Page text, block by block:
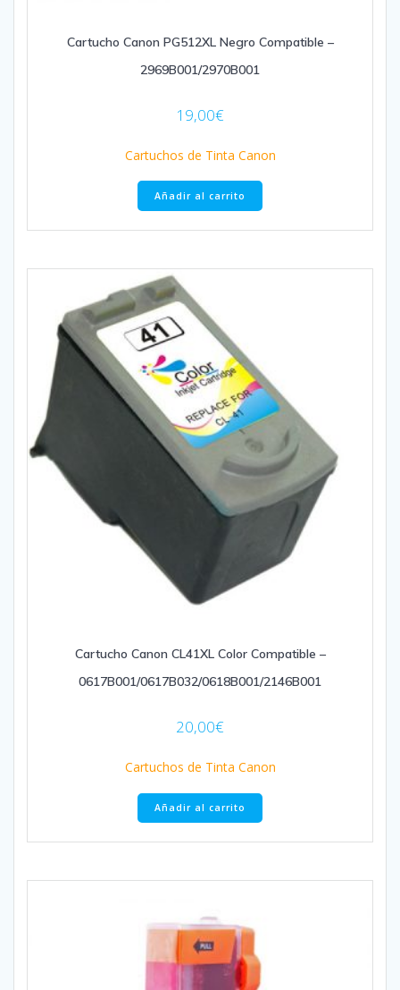
Cartucho Canon PG512XL Negro Compatible –
2969B001/2970B001
19,00€
Cartuchos de Tinta Canon
Añadir al carrito
Cartucho Canon CL41XL Color Compatible –
0617B001/0617B032/0618B001/2146B001
20,00€
Cartuchos de Tinta Canon
Añadir al carrito